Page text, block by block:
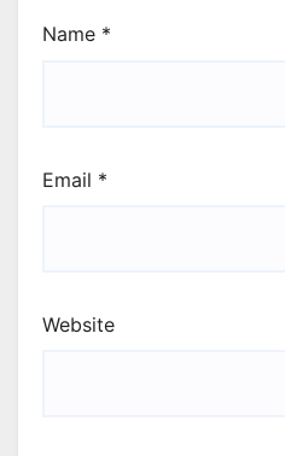
Name *
Email *
Website